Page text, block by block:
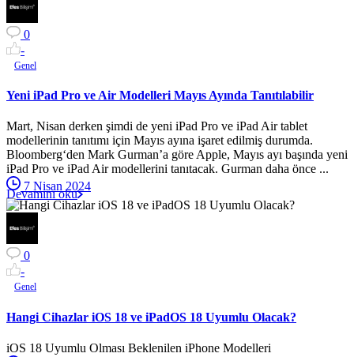
0
-
Genel
Yeni iPad Pro ve Air Modelleri Mayıs Ayında Tanıtılabilir
Mart, Nisan derken şimdi de yeni iPad Pro ve iPad Air tablet
modellerinin tanıtımı için Mayıs ayına işaret edilmiş durumda.
Bloomberg‘den Mark Gurman’a göre Apple, Mayıs ayı başında yeni
iPad Pro ve iPad Air modellerini tanıtacak. Gurman daha önce ...
7 Nisan 2024
Devamını oku
0
-
Genel
Hangi Cihazlar iOS 18 ve iPadOS 18 Uyumlu Olacak?
iOS 18 Uyumlu Olması Beklenilen iPhone Modelleri